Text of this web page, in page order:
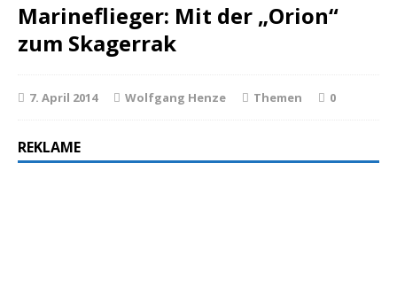
Marineflieger: Mit der „Orion“
zum Skagerrak
7. April 2014 Wolfgang Henze Themen 0
REKLAME